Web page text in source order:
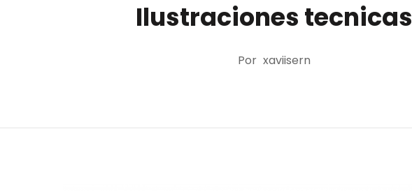
Ilustraciones tecnicas
Por xaviisern